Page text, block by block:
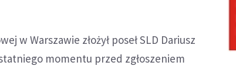
w Warszawie złożył poseł SLD Dariusz
momentu przed zgłoszeniem